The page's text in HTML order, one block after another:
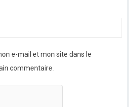
e-mail et mon site dans le
commentaire.